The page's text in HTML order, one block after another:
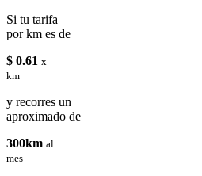
Si tu tarifa
por km es de
$ 0.61 x
km
y recorres un
aproximado de
300km al
mes